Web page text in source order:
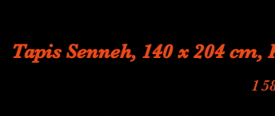
Tapis Senneh, 140 x 204
1